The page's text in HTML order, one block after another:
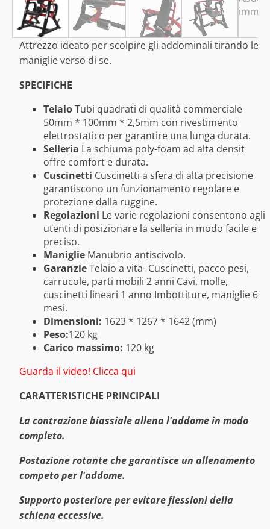
Attrezzo ideato per scolpire gli addominali tirando le
maniglie verso di se.
SPECIFICHE
TelaioTubi quadrati di qualità commerciale
50mm * 100mm * 2,5mm con rivestimento
elettrostatico per garantire una lunga durata.
Selleria La schiuma poly-foam ad alta densit
offre comfort e durata.
Cuscinetti Cuscinetti a sfera di alta precisione
garantiscono un funzionamento regolare e
protezione dalla ruggine.
Regolazioni Le varie regolazioni consentono agli
utenti di posizionare la selleria in modo facile e
preciso.
Maniglie Manubrio antiscivolo.
GaranzieTelaio a vita- Cuscinetti, pacco pesi,
carrucole, parti mobili 2 anni Cavi, molle,
cuscinetti lineari 1 anno Imbottiture, maniglie 6
mesi.
Dimensioni: 1623 * 1267 * 1642 (mm)
Peso:120 kg
Carico massimo: 120 kg
Guarda il video! Clicca qui
CARATTERISTICHE PRINCIPALI
La contrazione biassiale allena l'addome in modo
completo.
Postazione rotante che garantisce un allenamento
competo per l'addome.
Supporto posteriore per evitare flessioni della
schiena eccessive.